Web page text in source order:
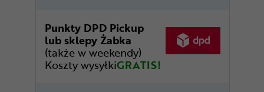
Punkty DPD Pickup
lub sklepy Żabka
(także w weekendy)
Koszty wysyłkiGRATIS!